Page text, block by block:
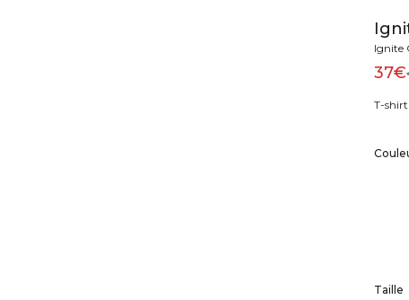
Ignite
37€
T-
Taille